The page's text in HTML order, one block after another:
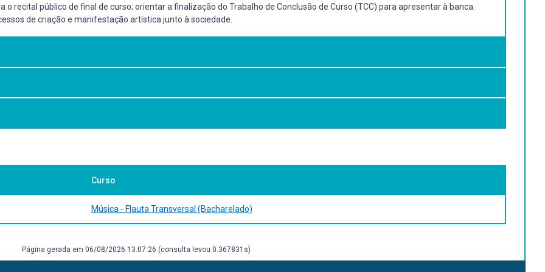
recital público de final de curso; orientar a finalização do Trabalho de Conclusão de Curso (TCC) para apresentar à banca.
de criação e manifestação artística junto à sociedade.
meio de estudo da estética, do estilo e da interpretação; estimular o aluno a transitar e dialogar com as diversas
cultural e incentivando a construção de suas próprias concepções estéticas; práticas das competências relacionadas à
Leduc,1934.
Flûte. Paris: Alphonse Leduc, 1958.
Janeiro: Vitale,1982.
1964.
Curso
Música - Flauta Transversal (Bacharelado)
Página gerada em 06/08/2026 13:07:26 (consulta levou 0.367831s)